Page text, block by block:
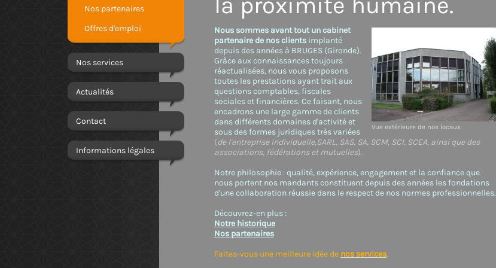
Nos partenaires
Offres d'emploi
Nos services
Actualités
Contact
Informations légales
Vue extérieure de nos locaux
Nous sommes avant tout un cabinet
partenaire de nos clients implanté
depuis des années à BRUGES (Gironde).
Grâce aux connaissances toujours
réactualisées, nous vous proposons
toutes les prestations ayant trait aux
questions comptables, fiscales
sociales et financières. Ce faisant, nous
encadrons une large gamme de clients
dans différents domaines d'activité et
sous des formes juridiques très variées
(de l'entreprise individuelle,SARL, SAS, SA, SCM, SCI, SCEA, ainsi que des
associations, fédérations et mutuelles).
Notre philosophie : qualité, expérience, engagement et la confiance que
nous portent nos mandants constituent depuis des années les fondations
d'une collaboration réussie dans le respect de nos normes professionnelles.
Découvrez-en plus :
Notre historique
Nos partenaires
Faites-vous une meilleure idée de nos services.